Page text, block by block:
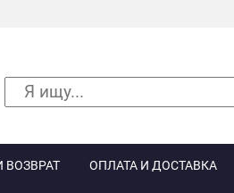
ВОЗВРАТ ОПЛАТА И ДОСТАВКА